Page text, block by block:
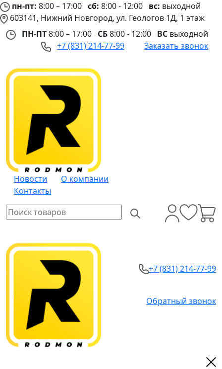
пн-пт: 8:00 – 17:00 сб: 8:00 - 12:00 вс: выходной
603141, Нижний Новгород, ул. Геологов 1Д, 1 этаж
ПН-ПТ8:00 – 17:00 СБ8:00 - 12:00 ВС выходной
+7 (831) 214-77-99
Заказать звонок
Новости
О компании
Контакты
+7 (831) 214-77-99
Обратный звонок